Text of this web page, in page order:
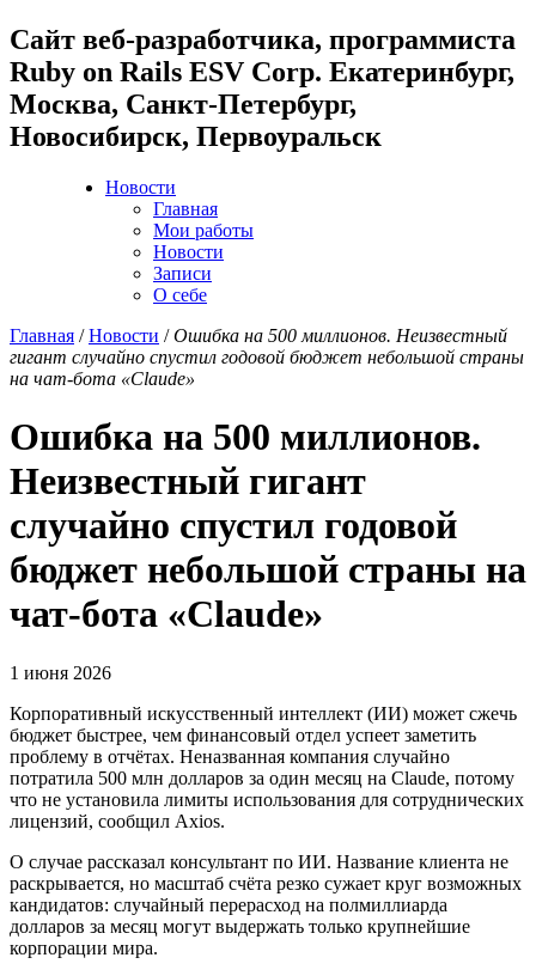
Cайт веб-разработчика, программиста
Ruby on Rails ESV Corp. Екатеринбург,
Москва, Санкт-Петербург,
Новосибирск, Первоуральск
Новости
Главная
Мои работы
Новости
Записи
О себе
Главная /Новости /Ошибка на 500 миллионов. Неизвестный
гигант случайно спустил годовой бюджет небольшой страны
на чат-бота «Claude»
Ошибка на 500 миллионов.
Неизвестный гигант
случайно спустил годовой
бюджет небольшой страны на
чат-бота «Claude»
1 июня 2026
Корпоративный искусственный интеллект (ИИ) может сжечь
бюджет быстрее, чем финансовый отдел успеет заметить
проблему в отчётах. Неназванная компания случайно
потратила 500 млн долларов за один месяц на Claude, потому
что не установила лимиты использования для сотруднических
лицензий, сообщил Axios.
О случае рассказал консультант по ИИ. Название клиента не
раскрывается, но масштаб счёта резко сужает круг возможных
кандидатов: случайный перерасход на полмиллиарда
долларов за месяц могут выдержать только крупнейшие
корпорации мира.